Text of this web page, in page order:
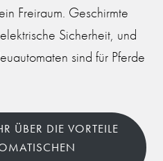
Freiraum. Geschirmte
Sicherheit, und
sind für Pferde
ÜBER DIE VORTEILE